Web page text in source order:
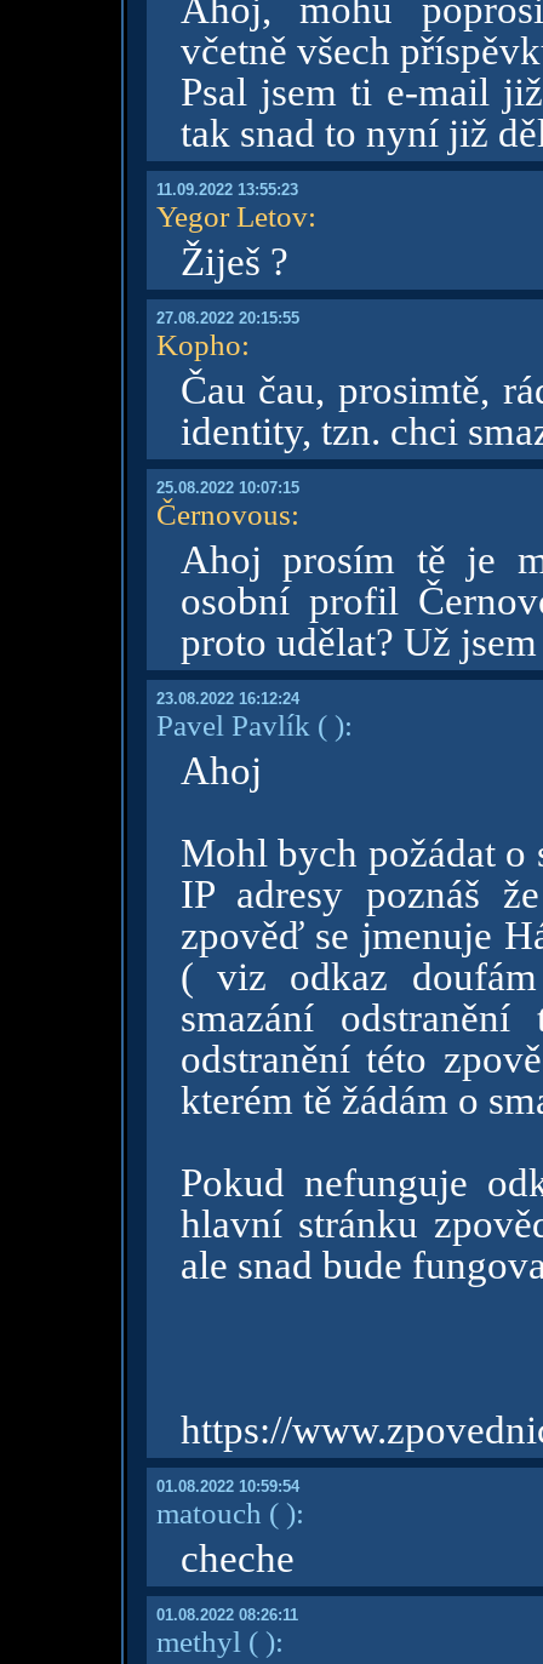
Ahoj, mohu
včetně všech
Psal jsem ti e-mail
tak snad to nyní již
11.09.2022 13:55:23
Yegor Letov:
Žiješ ?
27.08.2022 20:15:55
Kopho:
Čau čau, prosimtě,
identity, tzn. chci
25.08.2022 10:07:15
Černovous:
Ahoj prosím tě je
osobní profil
proto udělat? Už
23.08.2022 16:12:24
Pavel Pavlík ( ):
Ahoj
Mohl bych požádat o
IP adresy poznáš
zpověď se jmenuje
( viz odkaz
smazání
odstranění této
kterém tě žádám o
Pokud nefunguje
hlavní stránku
ale snad bude
https://
01.08.2022 10:59:54
matouch ( ):
cheche
01.08.2022 08:26:11
methyl ( ):